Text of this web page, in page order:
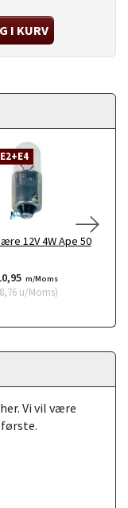
I KURV
12V 4W Ape 50
m/Moms
8,76u/Moms)
Vi vil være